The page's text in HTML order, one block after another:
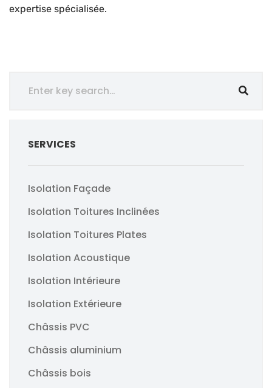
expertise spécialisée.
SERVICES
Isolation Façade
Isolation Toitures Inclinées
Isolation Toitures Plates
Isolation Acoustique
Isolation Intérieure
Isolation Extérieure
Châssis PVC
Châssis aluminium
Châssis bois